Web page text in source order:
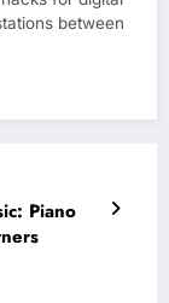
between
Piano